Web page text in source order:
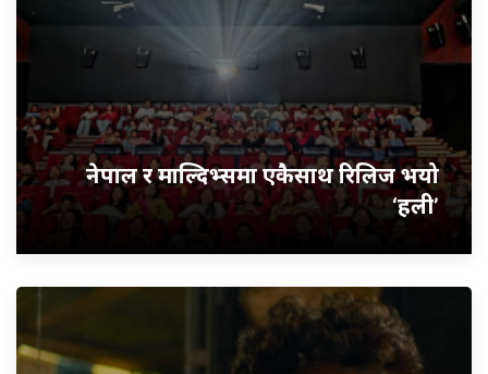
नेपाल र माल्दिभ्समा एकैसाथ रिलिज भयो
‘हली’